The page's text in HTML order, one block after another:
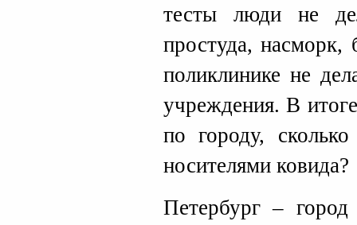
тесты люди не
простуда, насморк,
поликлинике не
учреждения. В
по городу,
носителями ковида?
Петербург –